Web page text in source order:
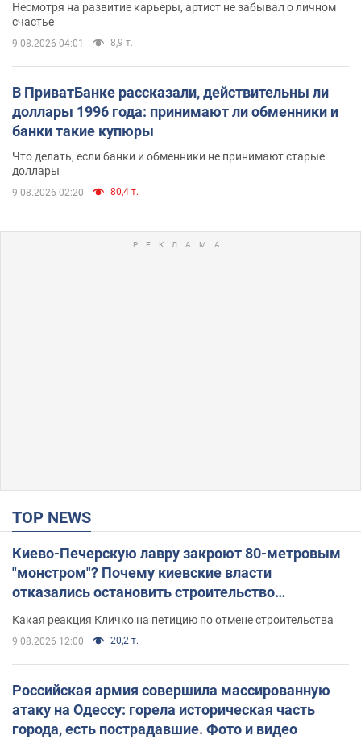
Несмотря на развитие карьеры, артист не забывал о личном
счастье
9.08.2026 04:01 8,9 т.
В ПриватБанке рассказали, действительны ли
доллары 1996 года: принимают ли обменники и
банки такие купюры
Что делать, если банки и обменники не принимают старые
доллары
9.08.2026 02:20 80,4 т.
TOP NEWS
Киево-Печерскую лавру закроют 80-метровым
"монстром"? Почему киевские власти
отказались остановить строительство
небоскреба "московского верующего"
Какая реакция Кличко на петицию по отмене строительства
9.08.2026 12:00 20,2 т.
Российская армия совершила массированную
атаку на Одессу: горела историческая часть
города, есть пострадавшие. Фото и видео